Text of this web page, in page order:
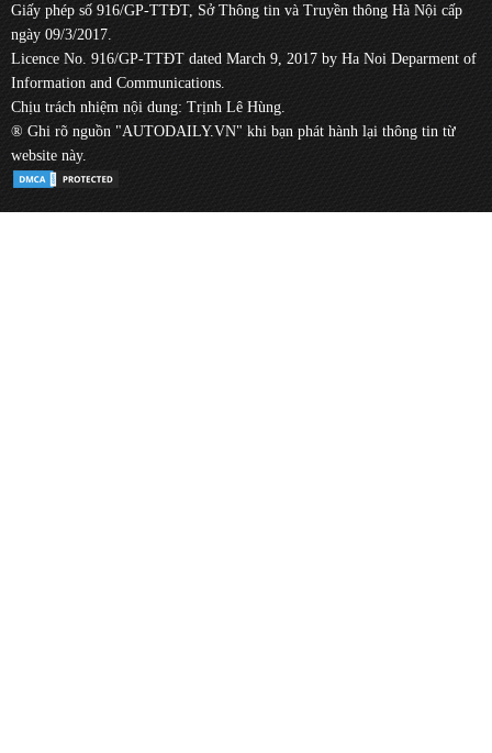
Giấy phép số 916/GP-TTĐT, Sở Thông tin và Truyền thông Hà Nội cấp
ngày 09/3/2017.
Licence No. 916/GP-TTĐT dated March 9, 2017 by Ha Noi Deparment of
Information and Communications.
Chịu trách nhiệm nội dung: Trịnh Lê Hùng.
® Ghi rõ nguồn "AUTODAILY.VN" khi bạn phát hành lại thông tin từ
website này.